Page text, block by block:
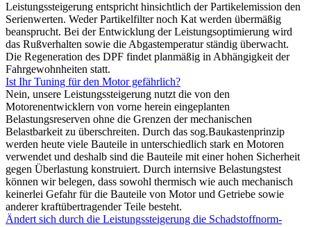
Leistungssteigerung entspricht hinsichtlich der Partikelemission den
Serienwerten. Weder Partikelfilter noch Kat werden übermäßig
beansprucht. Bei der Entwicklung der Leistungsoptimierung wird
das Rußverhalten sowie die Abgastemperatur ständig überwacht.
Die Regeneration des DPF findet planmäßig in Abhängigkeit der
Fahrgewohnheiten statt.
Ist Ihr Tuning für den Motor gefährlich?
Nein, unsere Leistungssteigerung nutzt die von den
Motorenentwicklern von vorne herein eingeplanten
Belastungsreserven ohne die Grenzen der mechanischen
Belastbarkeit zu überschreiten. Durch das sog.Baukastenprinzip
werden heute viele Bauteile in unterschiedlich stark en Motoren
verwendet und deshalb sind die Bauteile mit einer hohen Sicherheit
gegen Überlastung konstruiert. Durch internsive Belastungstest
können wir belegen, dass sowohl thermisch wie auch mechanisch
keinerlei Gefahr für die Bauteile von Motor und Getriebe sowie
anderer kraftübertragender Teile besteht.
Ändert sich durch die Leistungssteigerung die Schadstoffnorm-